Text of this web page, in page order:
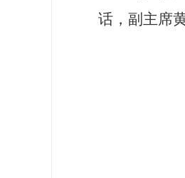
政协章程
话，副主席黄